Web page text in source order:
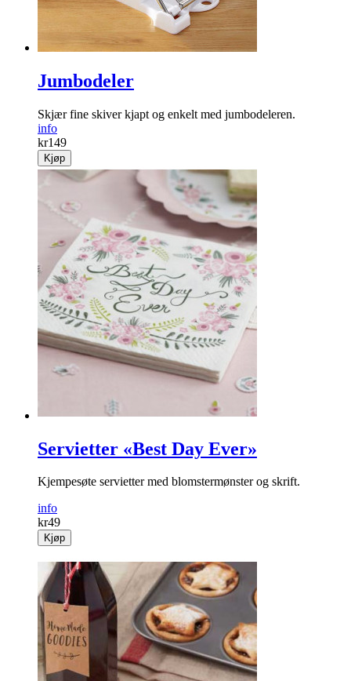
Jumbodeler
Skjær fine skiver kjapt og enkelt med jumbodeleren.
info
kr149
Kjøp
Servietter «Best Day Ever»